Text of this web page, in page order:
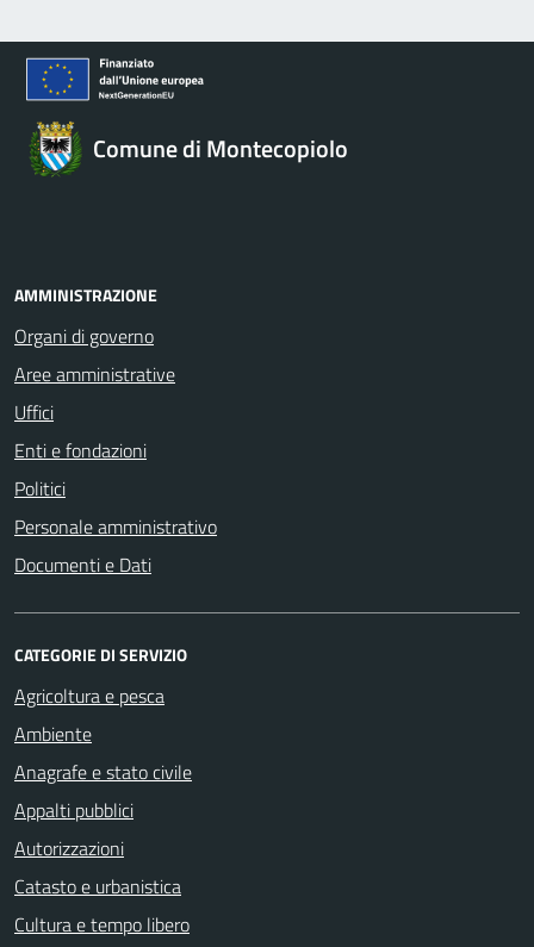
Comune di Montecopiolo
AMMINISTRAZIONE
Organi di governo
Aree amministrative
Uffici
Enti e fondazioni
Politici
Personale amministrativo
Documenti e Dati
CATEGORIE DI SERVIZIO
Agricoltura e pesca
Ambiente
Anagrafe e stato civile
Appalti pubblici
Autorizzazioni
Catasto e urbanistica
Cultura e tempo libero